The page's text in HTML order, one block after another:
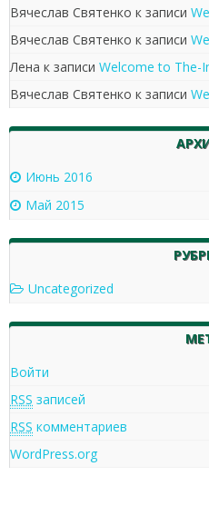
Вячеслав Святенко к записи
Вячеслав Святенко к записи
Лена к записи Welcome to The-
Вячеслав Святенко к записи
Июнь 2016
Май 2015
Uncategorized
Войти
RSS записей
RSS комментариев
WordPress.org